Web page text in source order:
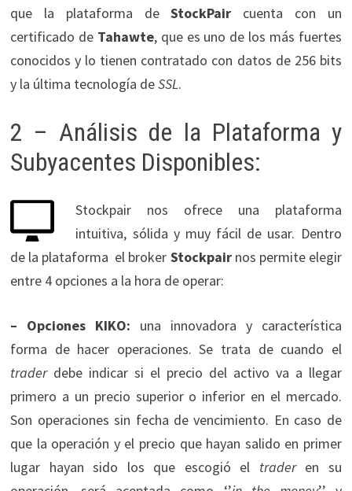
que la plataforma deStockPair cuenta con un
certificado de Tahawte, que es uno de los más fuertes
conocidos y lo tienen contratado con datos de 256 bits
y la última tecnología deSSL.
2 – Análisis de la Plataforma y
Subyacentes Disponibles:
Stockpair nos ofrece una plataforma
intuitiva, sólida y muy fácil de usar. Dentro
de la plataforma el broker Stockpairnos permite elegir
entre 4 opciones a la hora de operar:
– Opciones KIKO: una innovadora y característica
forma de hacer operaciones. Se trata de cuando el
traderdebe indicar si el precio del activo va a llegar
primero a un precio superior o inferior en el mercado.
Son operaciones sin fecha de vencimiento. En caso de
que la operación y el precio que hayan salido en primer
lugar hayan sido los que escogió el trader en su